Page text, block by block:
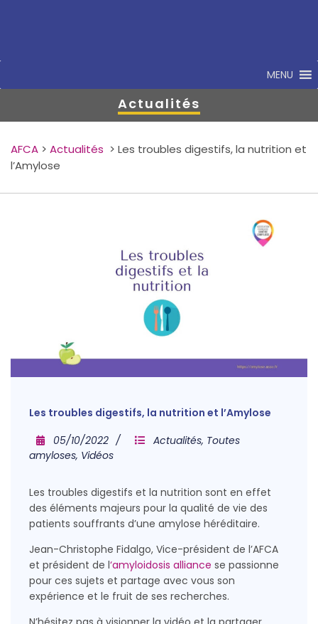
MENU
Actualités
AFCA > Actualités > Les troubles digestifs, la nutrition et
l’Amylose
Les troubles digestifs, la nutrition et l’Amylose
05/10/2022
Actualités, Toutes
amyloses, Vidéos
Les troubles digestifs et la nutrition sont en effet
des éléments majeurs pour la qualité de vie des
patients souffrants d’une amylose héréditaire.
Jean-Christophe Fidalgo, Vice-président de l’AFCA
et président de l‘amyloidosis alliance se passionne
pour ces sujets et partage avec vous son
expérience et le fruit de ses recherches.